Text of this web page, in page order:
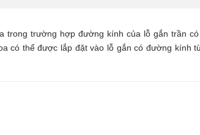
trong trường hợp đường kính của lỗ gắn trần
có thể được lắp đặt vào lỗ gắn có đường kính